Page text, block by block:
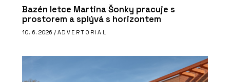
Bazén letce Martina Šonky pracuje s
prostorem a splývá s horizontem
10. 6. 2026 / ADVERTORIAL